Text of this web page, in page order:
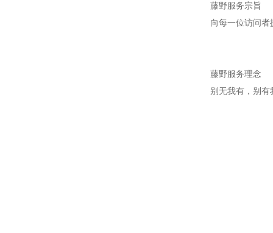
藤野服务宗旨
向每一位访问
藤野服务理念
别无我有，别